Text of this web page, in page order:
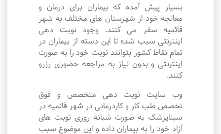
بسیار پیش آمده که بیماران برای درمان و
معالجه خود از شهرستان های مختلف به شهر
قائمیه سفر می کنند. وجود نوبت دهی
اینترنتی سبب شده تا این دسته از بیماران در
تمام نقاط کشور بتوانند نوبت خود را به صورت
اینترنتی و بدون نیاز به مراجعه حضوری رزرو
کنند.
وب سایت نوبت دهی متخصص و فوق
تخصص طب کار و کاردرمانی در شهر قائمیه در
سیناپزشک به صورت شبانه روزی نوبت های
آزاد خود را به بیماران داده و این موضوع سبب